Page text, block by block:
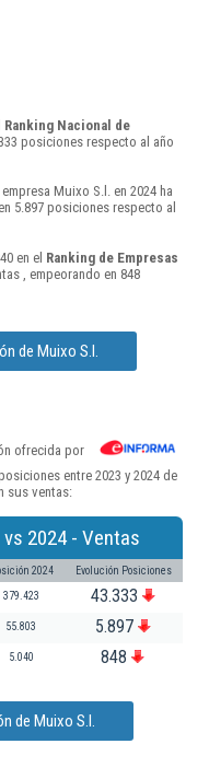
Ranking Nacional de
posiciones respecto al año
Muixo S.l. en 2024 ha
5.897 posiciones respecto al
en el Ranking de Empresas
, empeorando en 848
de Muixo S.l.
ofrecida por
entre 2023 y 2024 de
sus ventas:
2024 - Ventas
2024 Evolución Posiciones
379.423 43.333
55.803 5.897
5.040 848
de Muixo S.l.